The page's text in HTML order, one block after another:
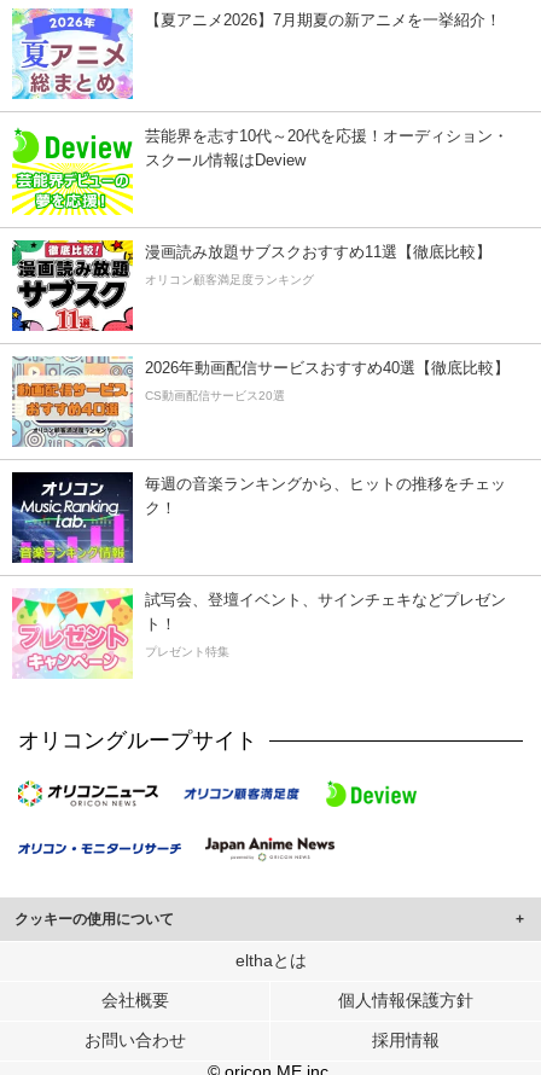
【夏アニメ2026】7月期夏の新アニメを一挙紹介！
芸能界を志す10代～20代を応援！オーディション・
スクール情報はDeview
漫画読み放題サブスクおすすめ11選【徹底比較】
オリコン顧客満足度ランキング
2026年動画配信サービスおすすめ40選【徹底比較】
CS動画配信サービス20選
毎週の音楽ランキングから、ヒットの推移をチェッ
ク！
試写会、登壇イベント、サインチェキなどプレゼン
ト！
プレゼント特集
オリコングループサイト
クッキーの使用について
このサイトでは Cookie を使用して、ユーザーに合わせたコンテンツや広告の
行っています。
メディアや広告配信、データ解析の各パートナーに提供しています。
各パートナーは、この情報とユーザーが各パートナーに提供した他の情報や、
elthaとは
会社概要 個人情報保護方針
お問い合わせ
採用情報